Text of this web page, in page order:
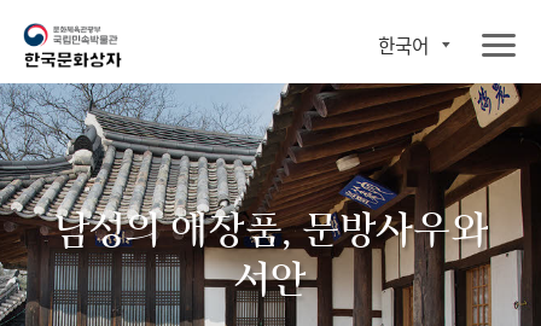
한국어
남성의 애장품, 문방사우와
서안